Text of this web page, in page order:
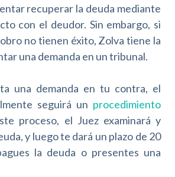
recuperar la deuda mediante
con el deudor. Sin embargo, si
no tienen éxito, Zolva tiene la
una demanda en un tribunal.
una demanda en tu contra, el
seguirá un procedimiento
proceso, el Juez examinará y
y luego te dará un plazo de 20
la deuda o presentes una